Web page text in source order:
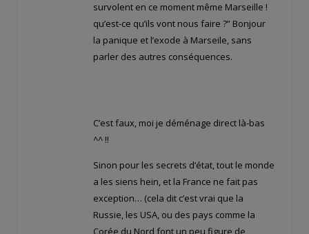
survolent en ce moment même Marseille !
qu’est-ce qu’ils vont nous faire ?” Bonjour
la panique et l’exode à Marseile, sans
parler des autres conséquences.
C’est faux, moi je déménage direct là-bas
^^ !!
Sinon pour les secrets d’état, tout le monde
a les siens hein, et la France ne fait pas
exception… (cela dit c’est vrai que la
Russie, les USA, ou des pays comme la
Corée du Nord font un peu figure de